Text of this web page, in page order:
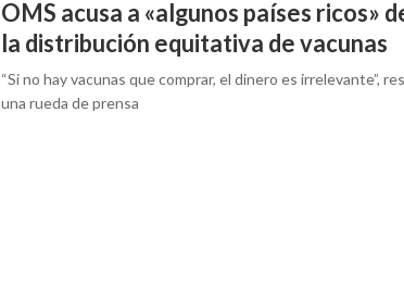
OMS acusa a «algunos países ricos»
la distribución equitativa de vacunas
“Si no hay vacunas que comprar, el dinero es irrelevante”,
una rueda de prensa